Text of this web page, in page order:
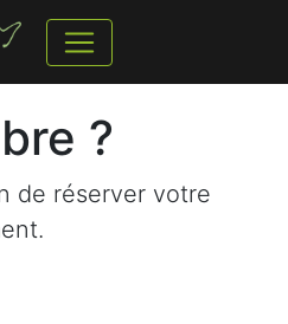
?
de réserver votre